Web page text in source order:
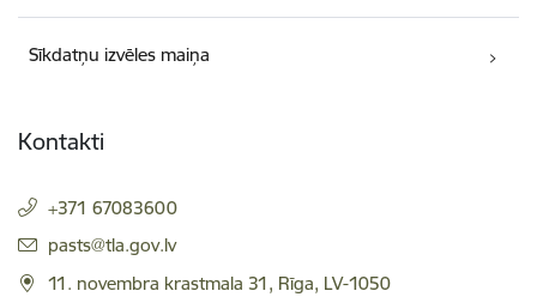
Sīkdatņu izvēles maiņa
Kontakti
+371 67083600
E-pasts:
pasts@tla.gov.lv
11. novembra krastmala 31, Rīga, LV-1050